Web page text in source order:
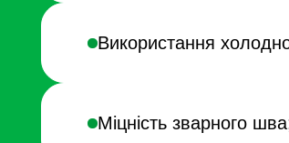
Використання
Міцність зварного